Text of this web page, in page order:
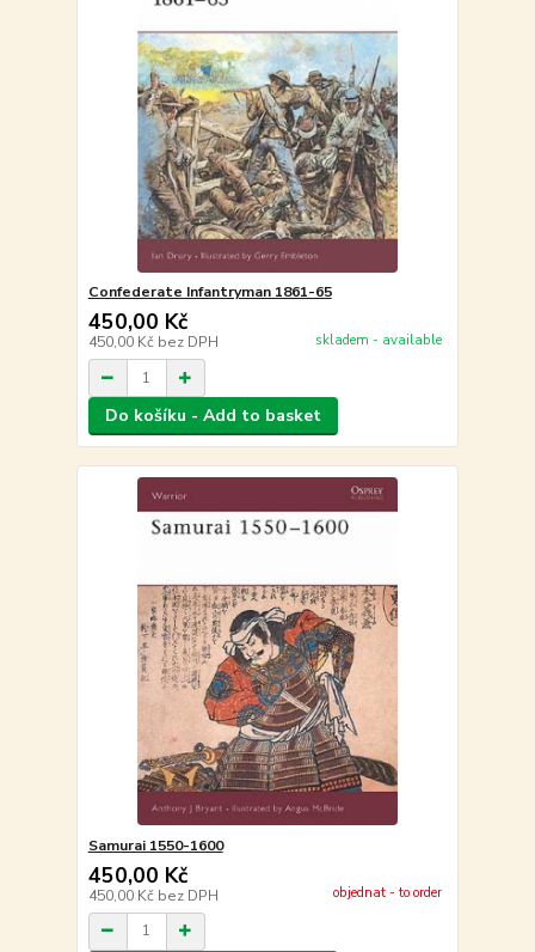
Confederate Infantryman 1861-65
450,00 Kč
450,00 Kč bez DPH skladem - available
Do košíku - Add to basket
Samurai 1550-1600
450,00 Kč
450,00 Kč bez DPH objednat - to order